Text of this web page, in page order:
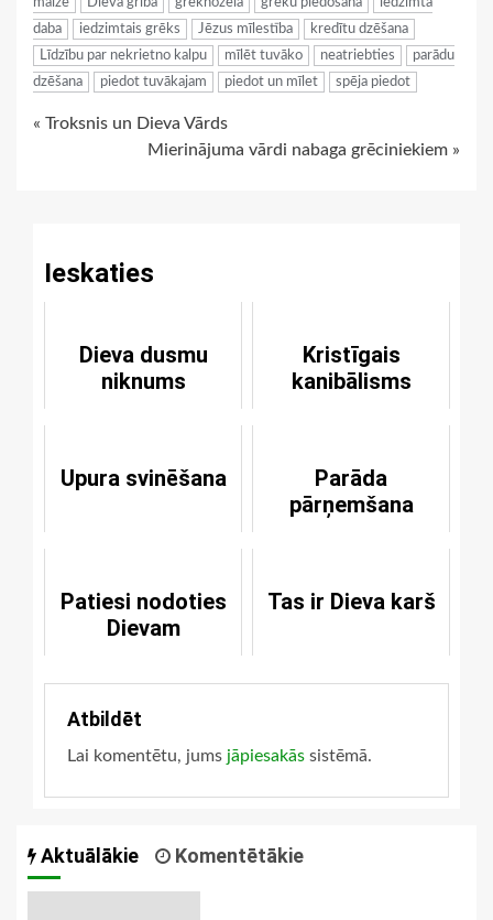
daba
iedzimtais grēks Jēzus mīlestība
kredītu dzēšana
Līdzību par nekrietno kalpu
mīlēt tuvāko neatriebties
parādu
dzēšana
piedot tuvākajam piedot un mīlet spēja piedot
Continue
« Troksnis un Dieva Vārds
Mierinājuma vārdi nabaga grēciniekiem »
Ieskaties
Dieva dusmu
niknums
Kristīgais
kanibālisms
Upura svinēšana
Parāda
pārņemšana
Patiesi nodoties
Dievam
Tas ir Dieva karš
Atbildēt
Lai komentētu, jums jāpiesakās sistēmā.
Aktuālākie Komentētākie